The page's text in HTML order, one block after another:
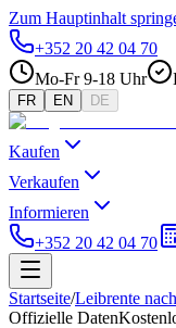
Zum Hauptinhalt
+352 20 42 04 70
Mo-Fr 9-18 Uhr
FR EN DE
Kaufen
Verkaufen
Informieren
+352 20 42 04 70
Startseite/Leibrente
Offizielle Daten